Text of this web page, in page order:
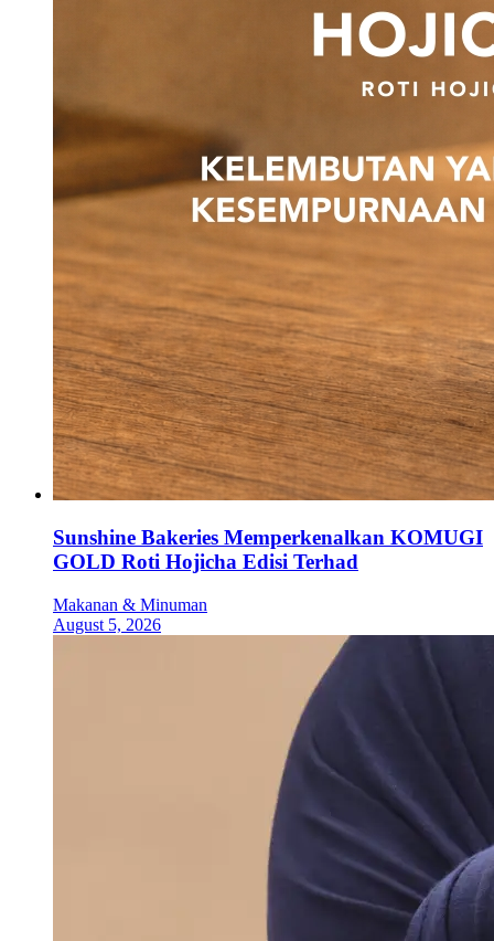
Sunshine Bakeries Memperkenalkan KOMUGI
GOLD Roti Hojicha Edisi Terhad
Makanan & Minuman
August 5, 2026